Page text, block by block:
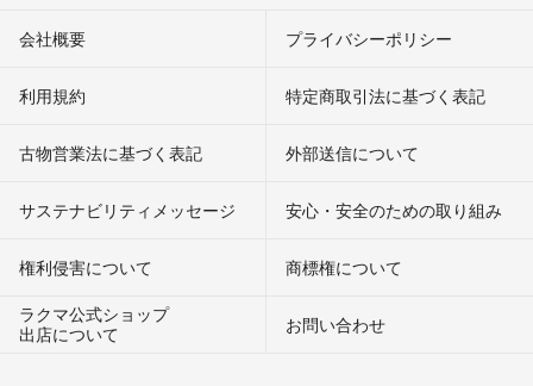
会社概要 プライバシーポリシー
利用規約 特定商取引法に基づく表記
古物営業法に基づく表記 外部送信について
サステナビリティメッセージ 安心・安全のための取り組み
権利侵害について
商標権について
ラクマ公式ショップ
出店について
お問い合わせ